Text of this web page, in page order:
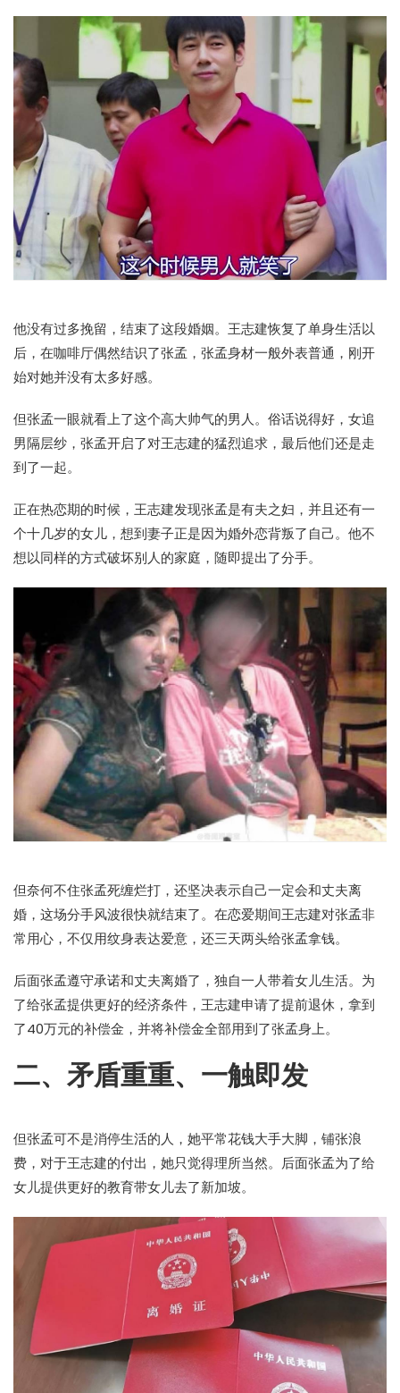
他没有过多挽留，结束了这段婚姻。王志建恢复了单身生活以
后，在咖啡厅偶然结识了张孟，张孟身材一般外表普通，刚开
始对她并没有太多好感。
但张孟一眼就看上了这个高大帅气的男人。俗话说得好，女追
男隔层纱，张孟开启了对王志建的猛烈追求，最后他们还是走
到了一起。
正在热恋期的时候，王志建发现张孟是有夫之妇，并且还有一
个十几岁的女儿，想到妻子正是因为婚外恋背叛了自己。他不
想以同样的方式破坏别人的家庭，随即提出了分手。
但奈何不住张孟死缠烂打，还坚决表示自己一定会和丈夫离
婚，这场分手风波很快就结束了。在恋爱期间王志建对张孟非
常用心，不仅用纹身表达爱意，还三天两头给张孟拿钱。
后面张孟遵守承诺和丈夫离婚了，独自一人带着女儿生活。为
了给张孟提供更好的经济条件，王志建申请了提前退休，拿到
了40万元的补偿金，并将补偿金全部用到了张孟身上。
二、矛盾重重、一触即发
但张孟可不是消停生活的人，她平常花钱大手大脚，铺张浪
费，对于王志建的付出，她只觉得理所当然。后面张孟为了给
女儿提供更好的教育带女儿去了新加坡。